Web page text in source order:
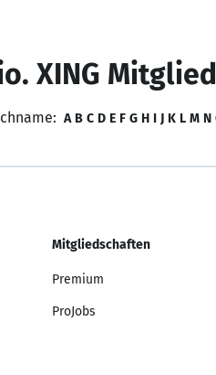
XING
A B C D E F G H I J K L M N
Mitgliedschaften
Premium
ProJobs